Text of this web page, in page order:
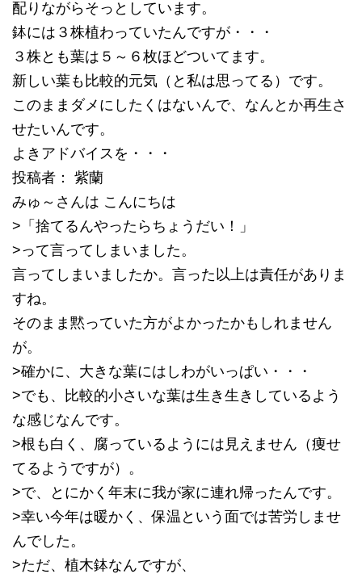
配りながらそっとしています。
鉢には３株植わっていたんですが・・・
３株とも葉は５～６枚ほどついてます。
新しい葉も比較的元気（と私は思ってる）です。
このままダメにしたくはないんで、なんとか再生さ
せたいんです。
よきアドバイスを・・・
投稿者： 紫蘭
みゅ～さんは こんにちは
>「捨てるんやったらちょうだい！」
>って言ってしまいました。
言ってしまいましたか。言った以上は責任がありま
すね。
そのまま黙っていた方がよかったかもしれません
が。
>確かに、大きな葉にはしわがいっぱい・・・
>でも、比較的小さいな葉は生き生きしているよう
な感じなんです。
>根も白く、腐っているようには見えません（痩せ
てるようですが）。
>で、とにかく年末に我が家に連れ帰ったんです。
>幸い今年は暖かく、保温という面では苦労しませ
んでした。
>ただ、植木鉢なんですが、